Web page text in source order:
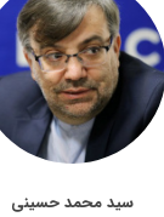
سید محمد حسینی
در عربستان و امارات و
منطقه
اطلاعات بیشتر